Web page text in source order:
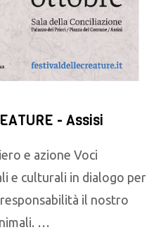
- Assisi
e azione Voci
e culturali in dialogo per
il nostro
…